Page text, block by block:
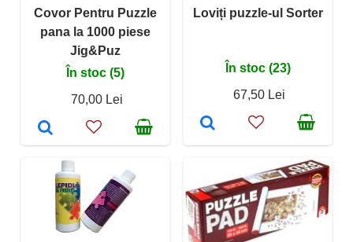
Covor Pentru Puzzle
pana la 1000 piese
Jig&Puz
În stoc (5)
70,00 Lei
Loviți puzzle-ul Sorter
În stoc (23)
67,50 Lei